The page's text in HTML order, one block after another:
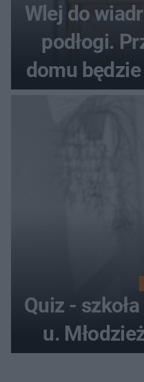
Wlej do
podłogi.
domu
Quiz -
u.